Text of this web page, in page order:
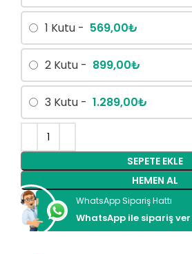
1 Kutu - 569,00₺
2 Kutu - 899,00₺
3 Kutu - 1.289,00₺
SEPETE EKLE
HEMEN AL
WhatsApp Sipariş Hattı
WhatsApp ile sipariş ver